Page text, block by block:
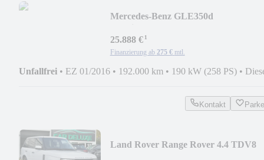
Mercedes-Benz GLE350d
CLOS*DISTRON*HARMAN
25.888 €¹
Finanzierung ab 275 € mtl.
Unfallfrei • EZ 01/2016 • 192.000 km • 190 kW (258 PS) •
Kontakt
Land Rover Range Rover 4.4 TDV8